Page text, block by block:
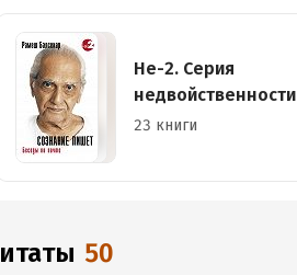
Не-2. Серия
недвойственности
23 книги
Цитаты 50